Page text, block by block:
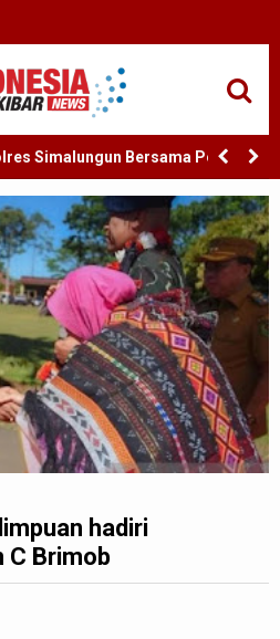
Simalungun Bersama Polsek
Tersangka Curas di Riau Usai
Lintas Provinsi
hadiri
C Brimob